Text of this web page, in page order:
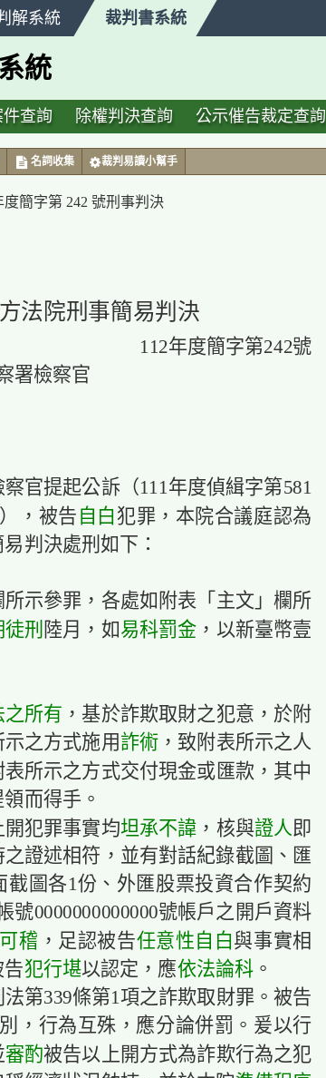
解系統 裁判書系統
統
查詢 除權判決查詢 公示催告裁定查詢
名詞收集 裁判易讀小幫手
簡字第 242 號刑事判決
法院刑事簡易判決
112年度簡字第242號
署檢察官
官提起公訴（111年度偵緝字第581
，被告 自白 犯罪，本院合議庭認為
易判決處刑如下：
示參罪，各處如附表「主文」欄所
刑 陸月，如易科罰金 ，以新臺幣壹
之所有 ，基於詐欺取財之犯意，於附
之方式施用詐術 ，致附表所示之人
所示之方式交付現金或匯款，其中
而得手。
犯罪事實均坦承不諱 ，核與證人即
證述相符，並有對話紀錄截圖、匯
截圖各1份、外匯股票投資合作契約
號0000000000000號帳戶之開戶資料
可稽 ，足認被告任意性自白 與事實相
告犯行堪以認定，應依法論科 。
第339條第1項之詐欺取財罪。被告
，行為互殊，應分論併罰。爰以行
審酌被告以上開方式為詐欺行為之犯